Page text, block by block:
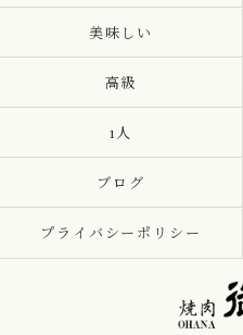
美味しい
高級
1人
ブログ
プライバシーポリシー